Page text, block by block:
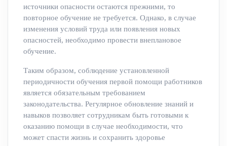
источники опасности остаются прежними, то
повторное обучение не требуется. Однако, в случае
изменения условий труда или появления новых
опасностей, необходимо провести внеплановое
обучение.
Таким образом, соблюдение установленной
периодичности обучения первой помощи работников
является обязательным требованием
законодательства. Регулярное обновление знаний и
навыков позволяет сотрудникам быть готовыми к
оказанию помощи в случае необходимости, что
может спасти жизнь и сохранить здоровье